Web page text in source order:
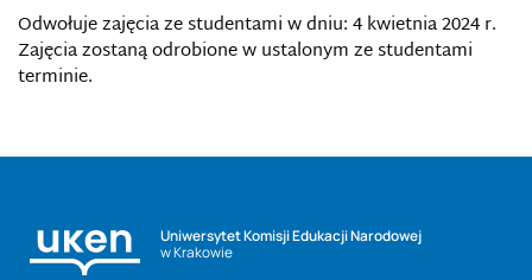
Odwołuje zajęcia ze studentami w dniu: 4 kwietnia 2024 r.
Zajęcia zostaną odrobione w ustalonym ze studentami
terminie.
Uniwersytet Komisji Edukacji Narodowej
w Krakowie